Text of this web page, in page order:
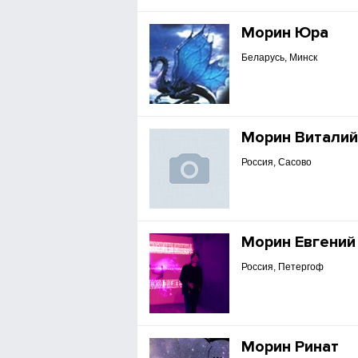
Морин Юра
Беларусь, Минск
Морин Виталий
Россия, Сасово
Морин Евгений
Россия, Петергоф
Морин Ринат